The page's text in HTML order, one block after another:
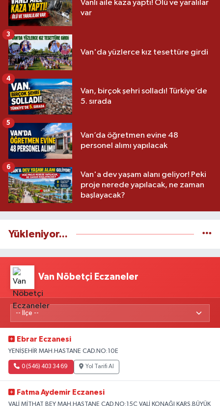
Vanlı aile kaza yaptı! Ölü ve yaralılar
var
Van'da yüzlerce kız tesettüre girdi
3
Van, birçok şehri solladı! Türkiye’de
5. sırada
4
Van’da öğretmen evine 48
personel alımı yapılacak
5
Van'a dev yaşam alanı geliyor! Peki
proje nerede yapılacak, ne zaman
başlayacak?
6
Yükleniyor...
Van Nöbetçi Eczaneler
Ebrar Eczanesi
YENİŞEHİR MAH.HASTANE CAD.NO:10E
0 (546) 403 34 69 Yol Tarifi Al
Fatma Aydemir Eczanesi
VALİ MİTHAT BEY MAH.HASTANE CAD.NO:15C VALİ KONAĞI KARŞ.BÜYÜK